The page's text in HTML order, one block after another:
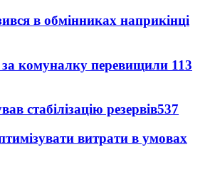
в обмінниках наприкінці
за комуналку перевищили 113
стабілізацію резервів537
витрати в умовах